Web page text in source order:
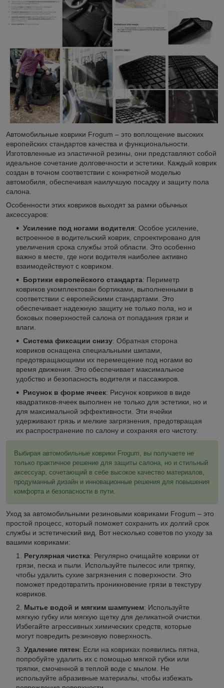
Автомобильные коврики Frogum – это воплощение высоких
европейских стандартов качества и функциональности.
Изготовленные из эластичной резины, они представляют собой
идеальное сочетание долговечности и эстетики. Каждый коврик
создан в точном соответствии с конкретной моделью
автомобиля, обеспечивая наилучшую посадку и защиту пола
салона.
Особенности этих ковриков выходят за рамки обычных
аксессуаров:
Усиление под ногами водителя: Особое усиление,
встроенное в водительский коврик, спроектировано для
увеличения срока службы этой области. Это особенно
важно в месте, где ноги водителя наиболее активно
взаимодействуют с ковриком.
Бортики европейского стандарта: Периметр
ковриков укомплектован бортиками, выполненными в
соответствии с европейскими стандартами. Это
обеспечивает надежную защиту не только пола, но и
боковых поверхностей салона от попадания грязи и
влаги.
Система фиксации снизу: Обратная сторона
ковриков оснащена специальными шипами,
предотвращающими их перемещение под ногами во
время движения. Это обеспечивает максимальное
удобство и безопасность водителя и пассажиров.
Рисунок в форме ячеек: Рисунок ковриков в виде
квадратиков-ячеек выполнен не только для эстетики, но и
для максимальной эффективности. Эти ячейки
удерживают грязь и мелкие загрязнения, предотвращая
их распространение по салону и сохраняя его чистоту.
Выбирая автомобильные коврики Frogum, вы получаете не
только практичное решение для защиты салона, но и стильный
аксессуар, сочетающий в себе высокое качество материалов,
продуманный дизайн и инновационные решения для повышения
комфорта и безопасности в пути.
Уход за автомобильными резиновыми ковриками Frogum – это
простой процесс, который поможет сохранить их долгий срок
службы и эстетический вид. Вот несколько советов по уходу за
вашими ковриками:
Регулярная чистка: Регулярно очищайте коврики от
грязи, песка и пыли. Используйте пылесос или тряпку,
чтобы удалить сухие загрязнения с поверхности. Это
поможет предотвратить проникновение грязи в текстуру
ковриков.
Мытье водой и мягким шампунем: Используйте
мягкую губку или мягкую щетку для деликатной очистки.
Избегайте агрессивных химических средств, которые
могут повредить резиновую поверхность.
Удаление пятен: Если на ковриках появились пятна,
попробуйте удалить их с помощью мягкой губки или
тряпки, смоченной в теплой воде с мылом. Не
используйте абразивные материалы, чтобы избежать